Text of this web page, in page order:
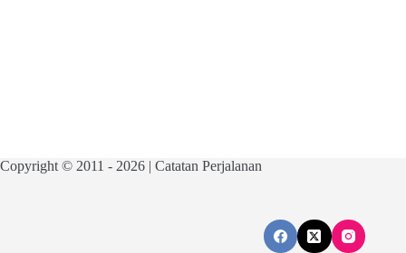
Copyright © 2011 - 2026 | Catatan Perjalanan